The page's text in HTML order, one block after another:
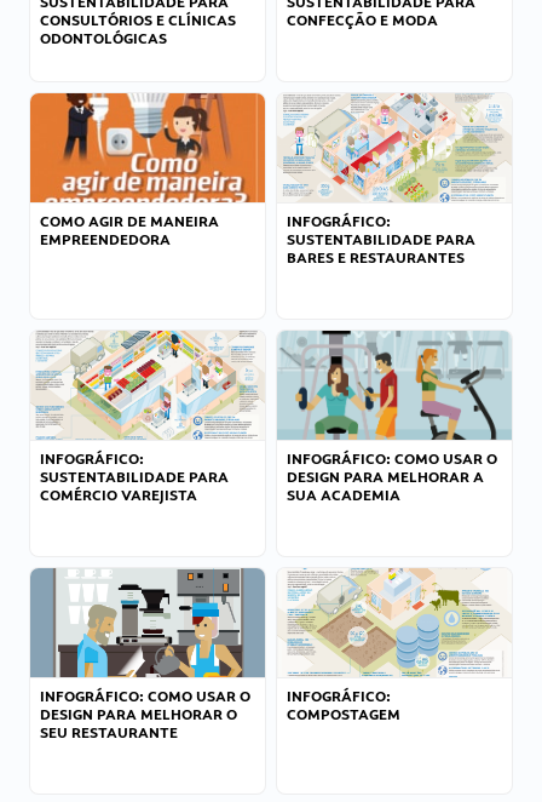
CONSULTÓRIOS E CLÍNICAS
ODONTOLÓGICAS
CONFECÇÃO E MODA
COMO AGIR DE MANEIRA
EMPREENDEDORA
INFOGRÁFICO:
SUSTENTABILIDADE PARA
BARES E RESTAURANTES
INFOGRÁFICO:
SUSTENTABILIDADE PARA
COMÉRCIO VAREJISTA
INFOGRÁFICO: COMO USAR O
DESIGN PARA MELHORAR A
SUA ACADEMIA
INFOGRÁFICO: COMO USAR O
DESIGN PARA MELHORAR O
SEU RESTAURANTE
INFOGRÁFICO:
COMPOSTAGEM